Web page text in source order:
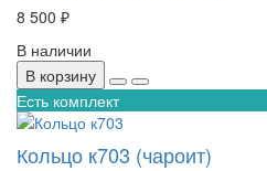
8 500 ₽
В наличии
В корзину
Есть комплект
Кольцо к703 (чароит)